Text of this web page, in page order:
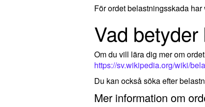
För ordet belastningsskada
Vad
Om du vill lära dig mer om
https://sv.wikipedia.org/wiki/
Du kan också söka efter
Mer information om